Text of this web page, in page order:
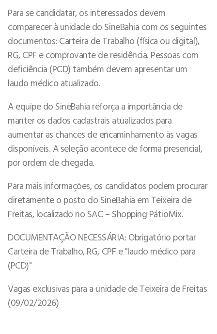
Para se candidatar, os interessados devem
comparecer à unidade do SineBahia com os seguintes
documentos: Carteira de Trabalho (física ou digital),
RG, CPF e comprovante de residência. Pessoas com
deficiência (PCD) também devem apresentar um
laudo médico atualizado.
A equipe do SineBahia reforça a importância de
manter os dados cadastrais atualizados para
aumentar as chances de encaminhamento às vagas
disponíveis. A seleção acontece de forma presencial,
por ordem de chegada.
Para mais informações, os candidatos podem procurar
diretamente o posto do SineBahia em Teixeira de
Freitas, localizado no SAC – Shopping PátioMix.
DOCUMENTAÇÃO NECESSÁRIA: Obrigatório portar
Carteira de Trabalho, RG, CPF e "laudo médico para
(PCD)"
Vagas exclusivas para a unidade de Teixeira de Freitas
(09/02/2026)